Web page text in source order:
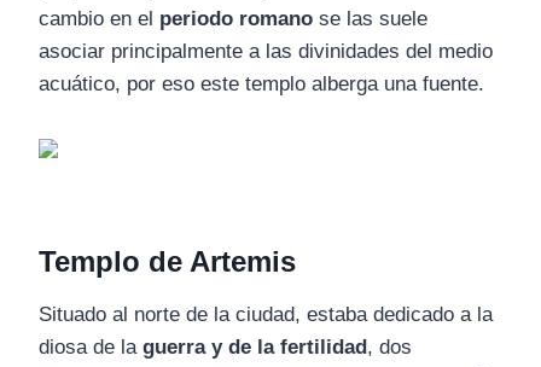
cambio en el periodo romano se las suele
asociar principalmente a las divinidades del medio
acuático, por eso este templo alberga una fuente.
Templo de Artemis
Situado al norte de la ciudad, estaba dedicado a la
diosa de laguerra y de la fertilidad , dos